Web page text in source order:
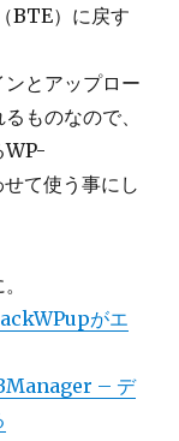
BTE）に戻す
とアップロー
ものなので、
WP-
て使う事にし
がエ
– デ